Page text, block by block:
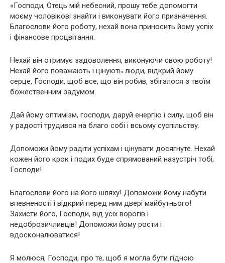
«Господи, Отець мій небесний, прошу тебе допомогти
моєму чоловікові знайти і виконувати його призначення.
Благослови його роботу, нехай вона приносить йому успіх
і фінансове процвітання.
Нехай він отримує задоволення, виконуючи свою роботу!
Нехай його поважають і цінують люди, відкрий йому
серце, Господи, щоб все, що він робив, збігалося з твоїм
божественним задумом.
Дай йому оптимізм, господи, даруй енергію і силу, щоб він
у радості трудився на благо собі і всьому суспільству.
Допоможи йому радіти успіхам і цінувати досягнуте. Нехай
кожен його крок і подих буде спрямований назустріч тобі,
Господи!
Благослови його на його шляху! Допоможи йому набути
впевненості і відкрий перед ним двері майбутнього!
Захисти його, Господи, від усіх ворогів і
недоброзичливців! Допоможи йому рости і
вдосконалюватися!
Я молюся, Господи, про те, щоб я могла бути гідною